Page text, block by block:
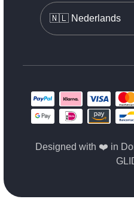
Designed with ❤️ in